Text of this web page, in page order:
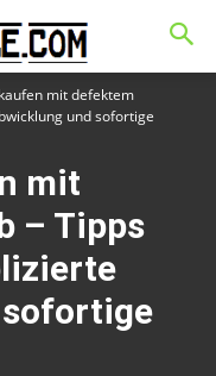
mit defektem
und sofortige
mit
– Tipps